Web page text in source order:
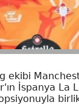
ekibi
İspanya La